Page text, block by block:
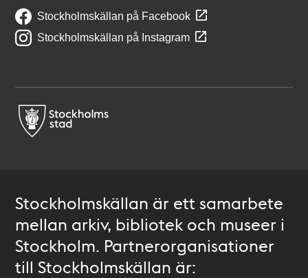
Stockholmskällan på Facebook
Stockholmskällan på Instagram
Stockholmskällan är ett samarbete
mellan arkiv, bibliotek och museer i
Stockholm. Partnerorganisationer
till Stockholmskällan är: